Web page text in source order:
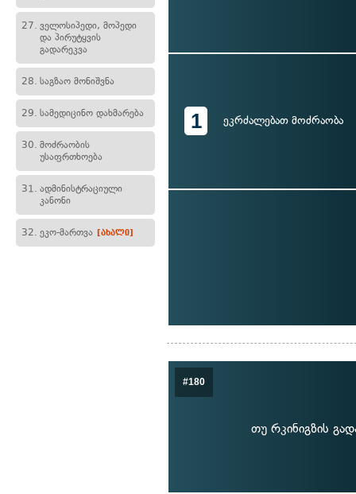
27. ველოსიპედი, მოპედი
და პირუტყვის
გადარეკვა
28. საგზაო მონიშვნა
29. სამედიცინო დახმარება
30. მოძრაობის
უსაფრთხოება
31. ადმინისტრაციული
კანონი
32. ეკო-მართვა [ახალი]
1 ეკრძალებათ მოძრაობა
#180
თუ რკინიგზის